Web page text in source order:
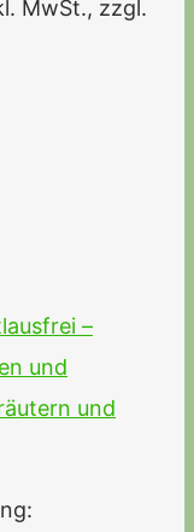
MwSt., zzgl.
–
und
und